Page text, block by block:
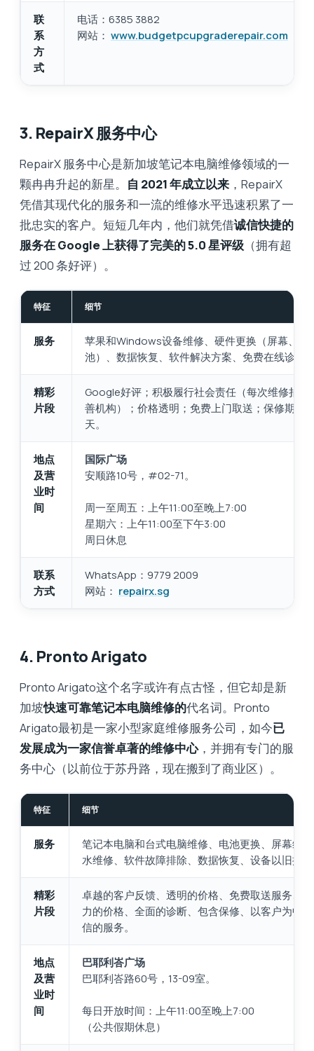
联
系
方
式
电话：6385 3882
网站： www.budgetpcupgraderepair.com
3. RepairX 服务中心
RepairX 服务中心是新加坡笔记本电脑维修领域的一
颗冉冉升起的新星。 自 2021 年成立以来 ，RepairX
凭借其现代化的服务和一流的维修水平迅速积累了一
批忠实的客户。短短几年内，他们就凭借诚信快捷的
服务在 Google 上获得了完美的 5.0 星评级 （拥有超
过 200 条好评）。
特征 细节
服务
苹果和Windows设备维修、硬件更换（屏幕、键
池）、数据恢复、软件解决方案、免费在线诊断
精彩
片段
Google好评；积极履行社会责任（每次维修捐赠
善机构）；价格透明；免费上门取送；保修期
天。
地点
及营
业时
间
国际广场
安顺路10号，#02-71。
周一至周五：上午11:00至晚上7:00
星期六：上午11:00至下午3:00
周日休息
联系
方式
WhatsApp：9779 2009
网站： repairx.sg
4. Pronto Arigato
Pronto Arigato这个名字或许有点古怪，但它却是新
加坡快速可靠笔记本电脑维修的代名词。Pronto
Arigato最初是一家小型家庭维修服务公司，如今已
发展成为一家信誉卓著的维修中心，并拥有专门的服
务中心（以前位于苏丹路，现在搬到了商业区）。
特征 细节
服务
笔记本电脑和台式电脑维修、电池更换、屏幕维
水维修、软件故障排除、数据恢复、设备以旧换
精彩
片段
卓越的客户反馈、透明的价格、免费取送服务、
力的价格、全面的诊断、包含保修、以客户为中
信的服务。
地点
及营
业时
间
巴耶利峇广场
巴耶利峇路60号，13-09室。
每日开放时间：上午11:00至晚上7:00
（公共假期休息）